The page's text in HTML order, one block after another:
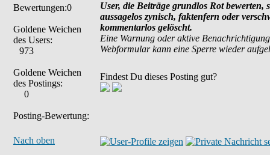
Bewertungen:0
Goldene Weichen
des Users:
973
Goldene Weichen
des Postings:
0
Posting-Bewertung:
User, die Beiträge grundlos Rot
aussagelos zynisch, faktenfern oder
kommentarlos gelöscht.
Eine Warnung oder aktive
Webformular kann eine Sperre wieder
Findest Du dieses Posting gut?
Nach oben